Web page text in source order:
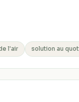
l'air solution au